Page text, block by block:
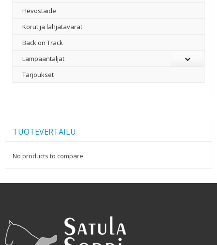
Hevostaide
Korut ja lahjatavarat
Back on Track
Lampaantaljat
Tarjoukset
TUOTEVERTAILU
No products to compare